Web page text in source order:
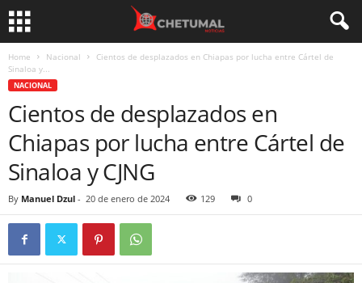
Home Nacional
Cientos de desplazados en Chiapas por lucha entre Cártel de
Sinaloa y...
NACIONAL
Cientos de desplazados en
Chiapas por lucha entre Cártel de
Sinaloa y CJNG
By Manuel Dzul - 20 de enero de 2024 129 0